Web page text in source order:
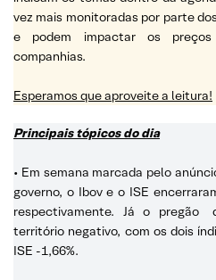
vez mais monitoradas por parte
e podem impactar os
companhias.
Esperamos que aproveite a leitura!
Principais tópicos do dia
• Em semana marcada pelo
governo, o Ibov e o ISE
respectivamente. Já o pregão
território negativo, com os dois
ISE -1,66%.